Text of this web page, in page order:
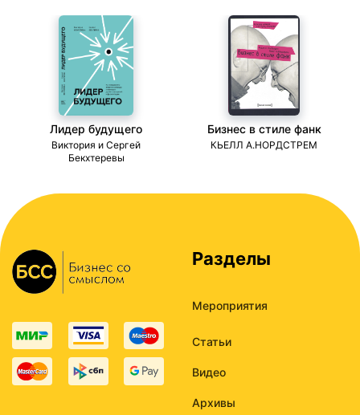
Лидер будущего
Виктория и Сергей
Бекхтеревы
Бизнес в стиле фанк
КЬЕЛЛ А.НОРДСТРЕМ
Разделы
Мероприятия
Статьи
Видео
Архивы